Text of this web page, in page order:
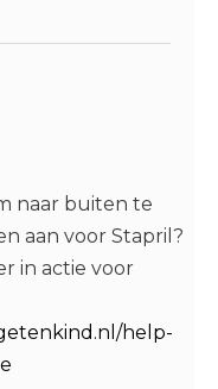
naar buiten te
aan voor Stapril?
in actie voor
help-